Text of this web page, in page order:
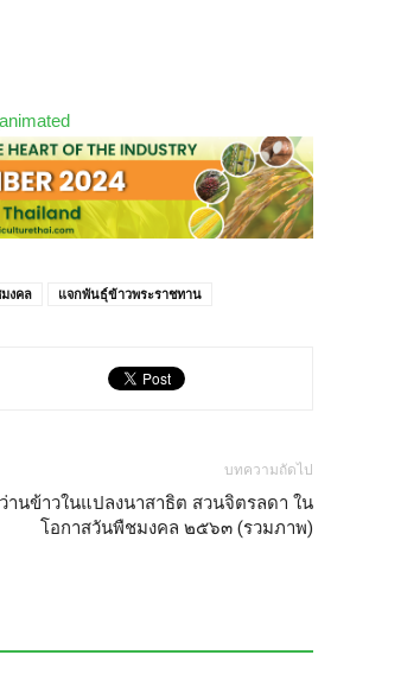
งคล แจกพันธุ์ข้าวพระราชทาน
บทความถัดไป
านข้าวในแปลงนาสาธิต สวนจิตรลดา ใน
โอกาสวันพืชมงคล ๒๕๖๓ (รวมภาพ)